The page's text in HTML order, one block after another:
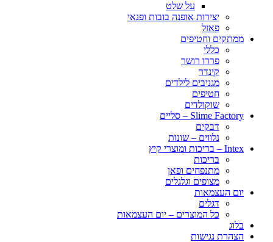
על שלט
יצירות אופנה בובות ופנאי
פאזל
ממתקים וחטיפים
כללי
פררו רושר
קינדר
מגניבים לילדים
חטיפים
שוקולדים
Slime Factory – סליים
דבקים
נלווים – שונות
Intex – בריכות ומוצרי קיץ
בריכות
מתנפחים ופאן
מצופים וגלגלים
יום העצמאות
דגלים
כל המוצרים – יום העצמאות
בלוג
הצהרת נגישות